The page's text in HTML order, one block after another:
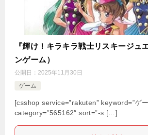
『輝け！キラキラ戦士リスキージュ
ンゲーム）
公開日： 2025年11月30日
ゲーム
[csshop service=”rakuten” keyword=”ゲ
category=”565162″ sort=”-s […]